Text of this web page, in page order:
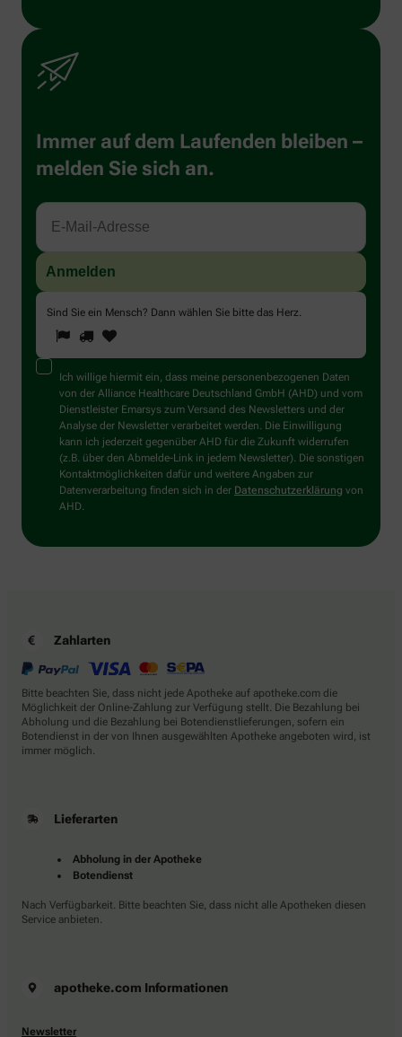
Immer auf dem Laufenden bleiben –
melden Sie sich an.
Sind Sie ein Mensch? Dann wählen Sie bitte das Herz
Sind
Sie
ein
Mensch?
Dann
wählen
Sie
bitte
das
Herz.
1 2
Ich willige hiermit ein, dass meine personenbezogenen Daten
von der Alliance Healthcare Deutschland GmbH (AHD) und vom
Dienstleister Emarsys zum Versand des Newsletters und der
Analyse der Newsletter verarbeitet werden. Die Einwilligung
kann ich jederzeit gegenüber AHD für die Zukunft widerrufen
(z.B. über den Abmelde-Link in jedem Newsletter). Die sonstigen
Kontaktmöglichkeiten dafür und weitere Angaben zur
Datenverarbeitung finden sich in der Datenschutzerklärung von
AHD.
Zahlarten
Bitte beachten Sie, dass nicht jede Apotheke auf apotheke.com die
Möglichkeit der Online-Zahlung zur Verfügung stellt. Die Bezahlung bei
Abholung und die Bezahlung bei Botendienstlieferungen, sofern ein
Botendienst in der von Ihnen ausgewählten Apotheke angeboten wird, ist
immer möglich.
Lieferarten
Abholung in der Apotheke
Botendienst
Nach Verfügbarkeit. Bitte beachten Sie, dass nicht alle Apotheken diesen
Service anbieten.
apotheke.com Informationen
Newsletter